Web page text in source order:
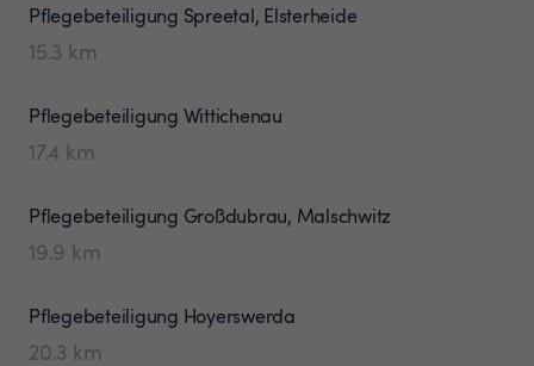
Pflegebeteiligung Spreetal, Elsterheide
15.3 km
Pflegebeteiligung Wittichenau
17.4 km
Pflegebeteiligung Großdubrau, Malschwitz
19.9 km
Pflegebeteiligung Hoyerswerda
20.3 km